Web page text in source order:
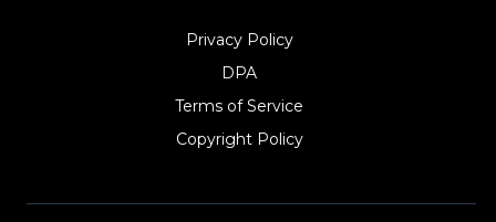
Privacy Policy
DPA
Terms of Service
Copyright Policy‎